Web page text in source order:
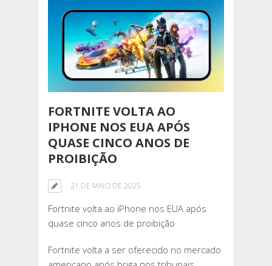
FORTNITE VOLTA AO
IPHONE NOS EUA APÓS
QUASE CINCO ANOS DE
PROIBIÇÃO
21 DE MAIO DE 2025
Fortnite volta ao iPhone nos EUA após
quase cinco anos de proibição
Fortnite volta a ser oferecido no mercado